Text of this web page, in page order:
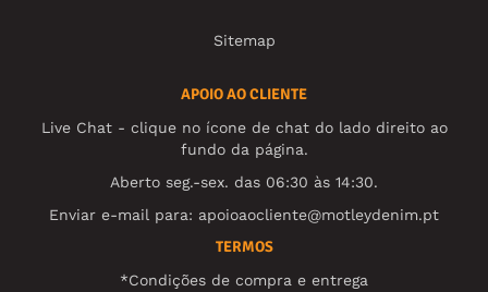
Sitemap
APOIO AO CLIENTE
Live Chat - clique no ícone de chat do lado direito ao
fundo da página.
Aberto seg.-sex. das 06:30 às 14:30.
Enviar e-mail para: apoioaocliente@motleydenim.pt
TERMOS
*Condições de compra e entrega